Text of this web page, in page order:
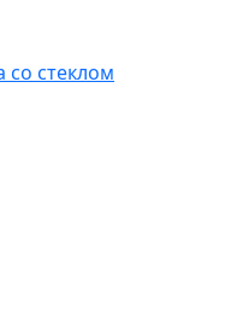
со стеклом